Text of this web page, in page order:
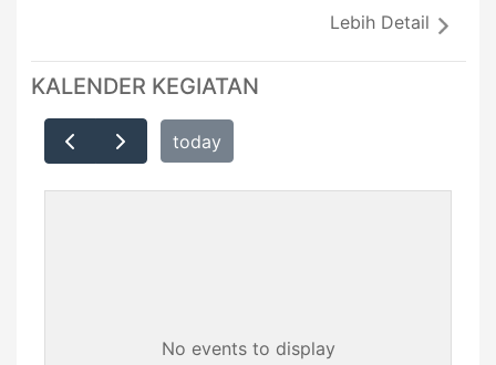
Lebih Detail
KALENDER KEGIATAN
today
No events to display